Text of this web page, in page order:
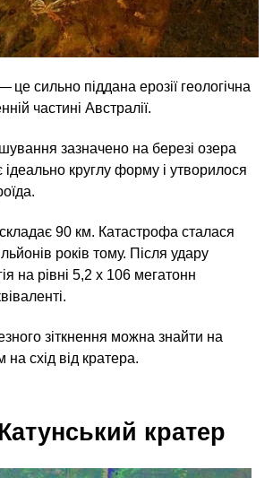
сильно піддана ерозії геологічна
частині Австралії.
зазначено на березі озера
круглу форму і утворилося
90 км. Катастрофа сталася
років тому. Після удару
на рівні 5,2 х 106 мегатонн
зіткнення можна знайти на
на схід від кратера.
кратер